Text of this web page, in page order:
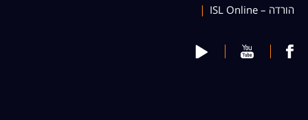
הורדה – ISL Online